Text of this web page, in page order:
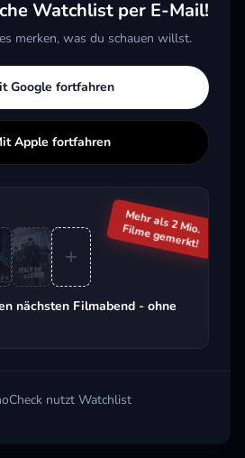
Watchlist per E-Mail!
merken, was du schauen willst.
Google fortfahren
Apple fortfahren
nächsten Filmabend - ohne
Mehr als 2 Mio.
Filme gemerkt!
nutzt Watchlist